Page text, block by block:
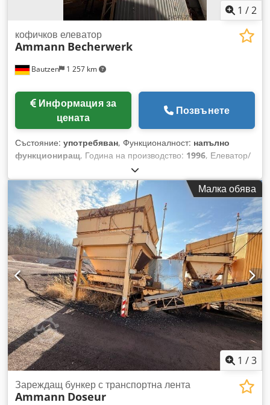
1 /2
Bautzen 1 257 km
кофичков елеватор
Ammann Becherwerk
Информация за
цената
Позвънете
Състояние: употребяван, Функционалност: напълно
функциониращ, Година на производство: 1996, Елеватор/
Верижно транспортьорно устройство Приложение: за
транспортиране на насипни материали с дистанционно
управление Височина: 26 м Dedpfxjzq S Daj AdxjkrМалка обява
1 /3
Зареждащ бункер с транспортна лента
Ammann Doseur